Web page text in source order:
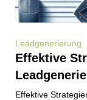
Leadgenerierung
Effektive
Effektive